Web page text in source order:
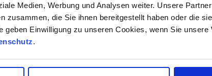
Medien, Werbung und Analysen weiter. Unsere
zusammen, die Sie ihnen bereitgestellt haben oder die
geben Einwilligung zu unseren Cookies, wenn Sie
.
an.